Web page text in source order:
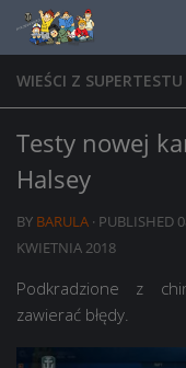
Skip to content
WIEŚCI Z SUPERTESTU
Testy nowej
Halsey
BY BARULA · PUBLISHED
KWIETNIA 2018
Podkradzione z
zawierać błędy.